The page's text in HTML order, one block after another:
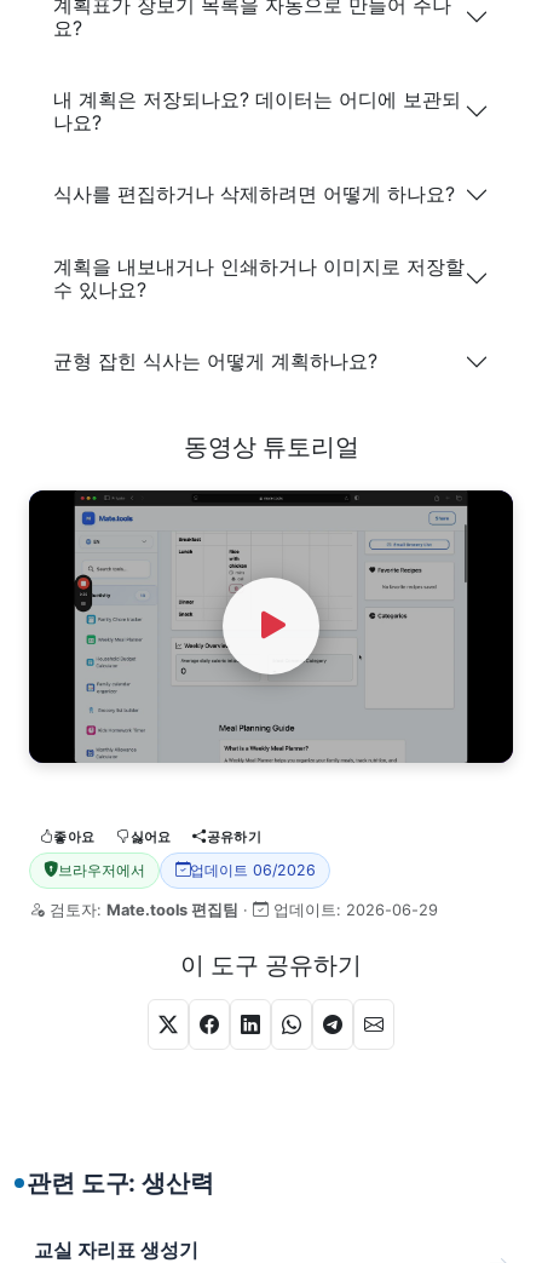
요?
내 계획은 저장되나요? 데이터는 어디에 보관되
나요?
식사를 편집하거나 삭제하려면 어떻게 하나요?
계획을 내보내거나 인쇄하거나 이미지로 저장할
수 있나요?
균형 잡힌 식사는 어떻게 계획하나요?
동영상 튜토리얼
Watch Video
좋아요 싫어요 공유하기
브라우저에서 업데이트 06/2026
검토자: Mate.tools 편집팀 · 업데이트: 2026-06-29
이 도구 공유하기
관련 도구: 생산력
교실 자리표 생성기